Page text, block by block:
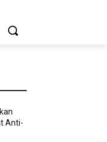
Anti-